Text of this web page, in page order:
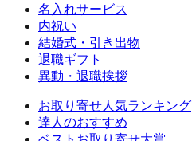
名入れサービス
内祝い
結婚式・引き出物
退職ギフト
異動・退職挨拶
お取り寄せ人気ランキング
達人のおすすめ